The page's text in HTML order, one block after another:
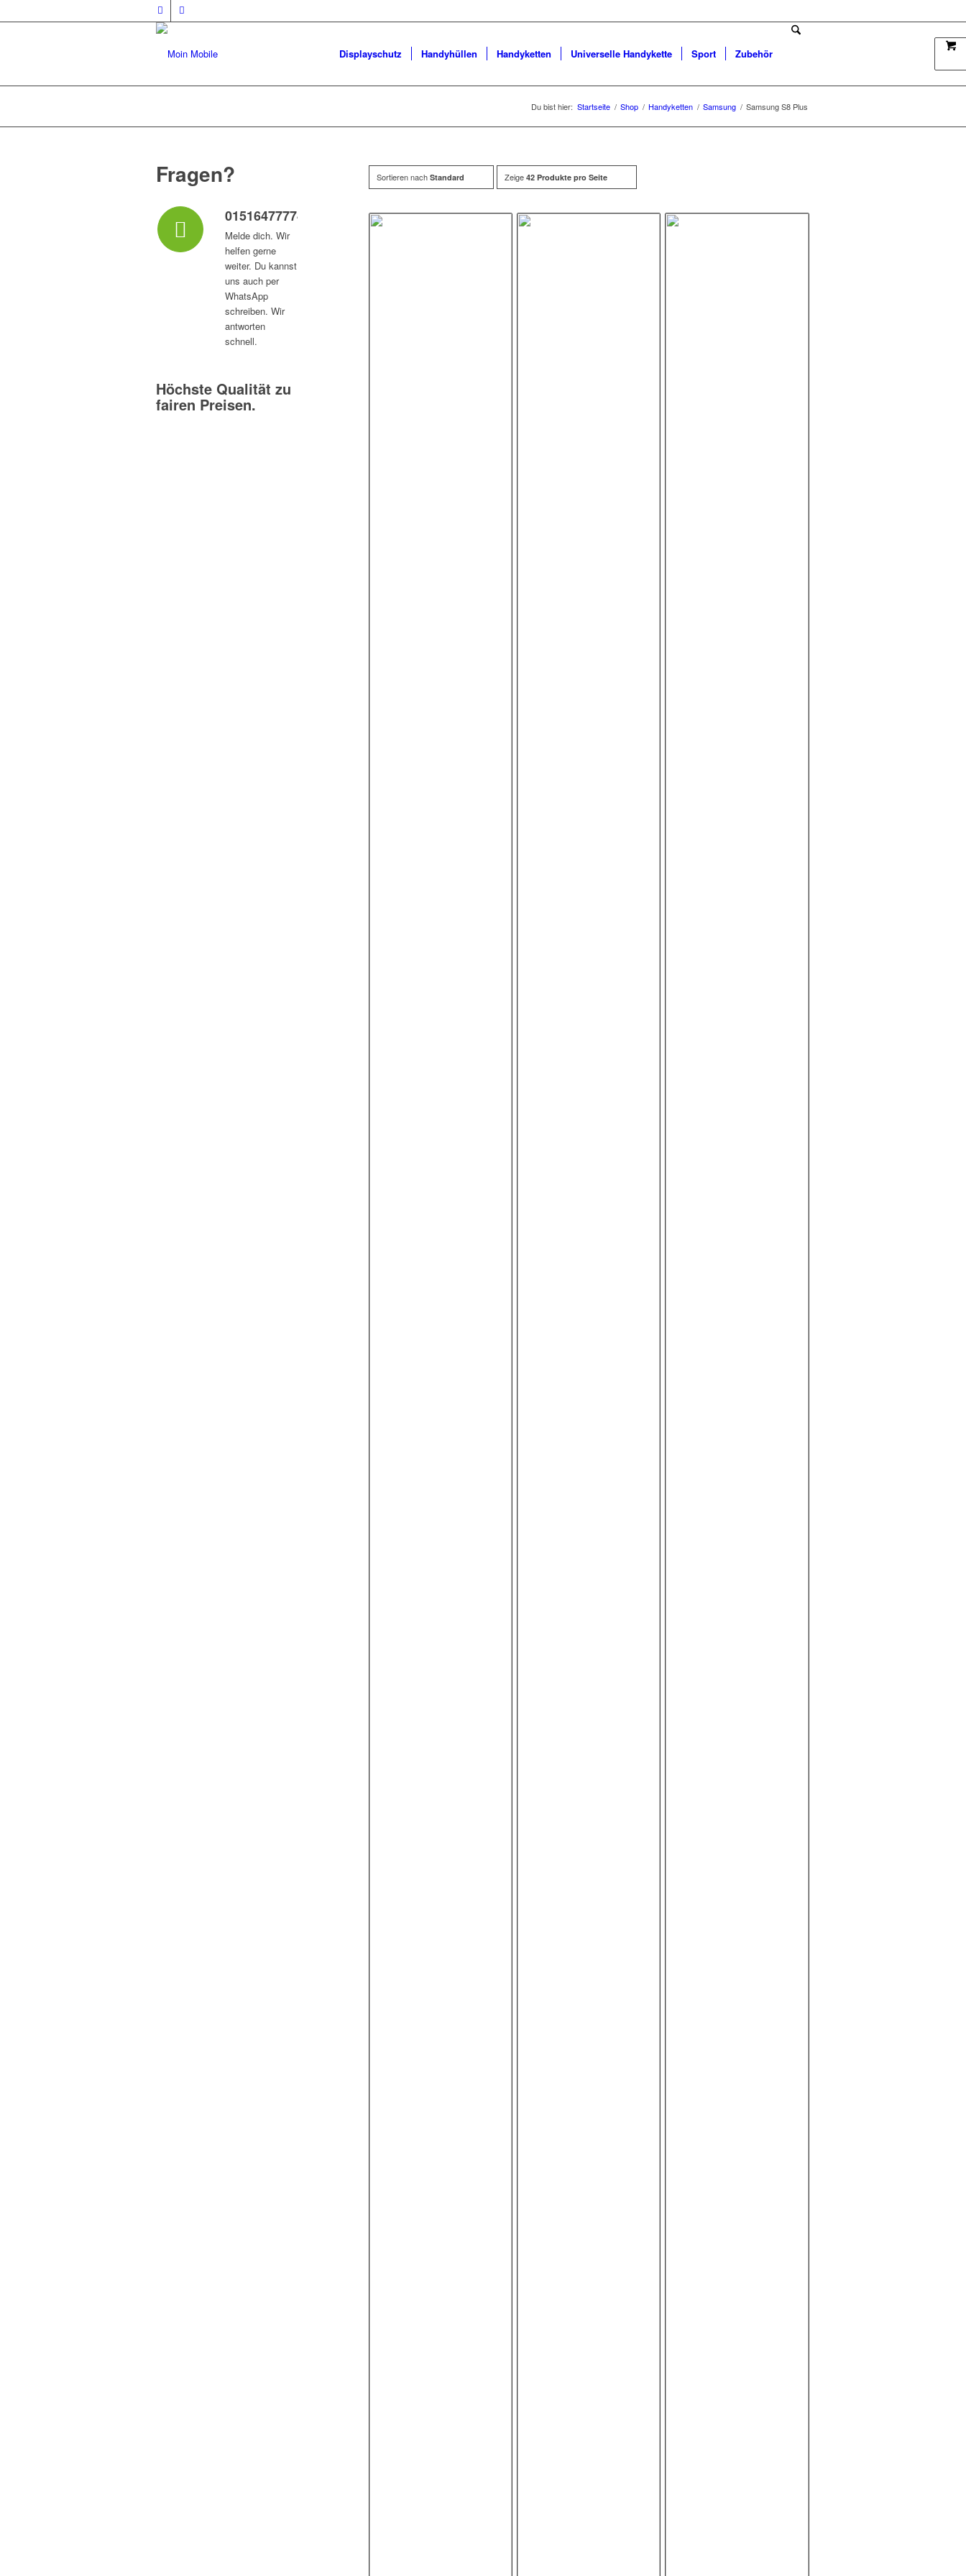
Displayschutz Handyhüllen Handyketten Universelle Handykette Sport Zubehör
Du bist hier: Startseite / Shop / Handyketten / Samsung / Samsung S8 Plus
Sortieren nach Standard Zeige 42 Produkte pro Seite
Fragen?
015164777747
Melde dich. Wir
helfen gerne
weiter. Du kannst
uns auch per
WhatsApp
schreiben. Wir
antworten
schnell.
Höchste Qualität zu
fairen Preisen.